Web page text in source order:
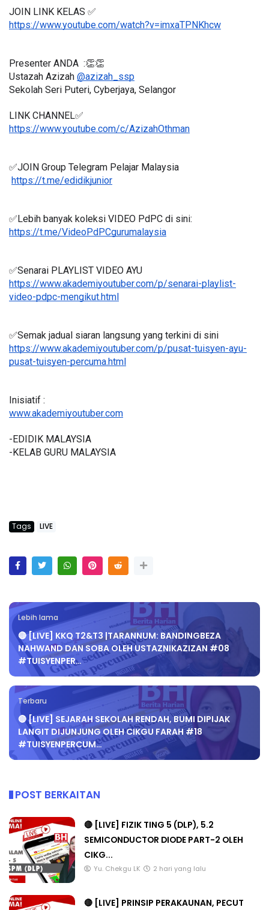
JOIN LINK KELAS ✅
https://www.youtube.com/watch?v=imxaTPNKhcw
Presenter ANDA  :👏👏
Ustazah Azizah @azizah_ssp
Sekolah Seri Puteri, Cyberjaya, Selangor
LINK CHANNEL✅
https://www.youtube.com/c/AzizahOthman
✅JOIN Group Telegram Pelajar Malaysia
https://t.me/edidikjunior
✅Lebih banyak koleksi VIDEO PdPC di sini:
https://t.me/VideoPdPCgurumalaysia
✅Senarai PLAYLIST VIDEO AYU
https://www.akademiyoutuber.com/p/senarai-playlist-
video-pdpc-mengikut.html
✅Semak jadual siaran langsung yang terkini di sini
https://www.akademiyoutuber.com/p/pusat-tuisyen-ayu-
pusat-tuisyen-percuma.html
Inisiatif :
www.akademiyoutuber.com
-EDIDIK MALAYSIA
-KELAB GURU MALAYSIA
Tags LIVE
Lebih lama
🔴 [LIVE] KKQ T2&T3 |TARANNUM: BANDINGBEZA
NAHWAND DAN SOBA OLEH USTAZNIKAZIZAN #08
#TUISYENPER…
Terbaru
🔴 [LIVE] SEJARAH SEKOLAH RENDAH, BUMI DIPIJAK
LANGIT DIJUNJUNG OLEH CIKGU FARAH #18
#TUISYENPERCUM…
POST BERKAITAN
🔴 [LIVE] FIZIK TING 5 (DLP), 5.2
SEMICONDUCTOR DIODE PART-2 OLEH
CIKG...
Yu. Chekgu LK 2 hari yang lalu
🔴 [LIVE] PRINSIP PERAKAUNAN, PECUT